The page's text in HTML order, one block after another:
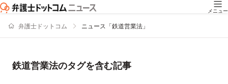
メニュー
弁護士ドットコム ニュース「鉄道営業法」
鉄道営業法のタグを含む記事